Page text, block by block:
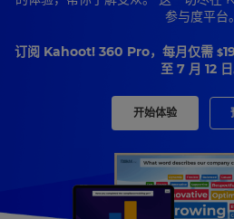
参与度平台。
订阅 Kahoot! 360 Pro，每月仅需 $
至 7 月 12 日
开始体验